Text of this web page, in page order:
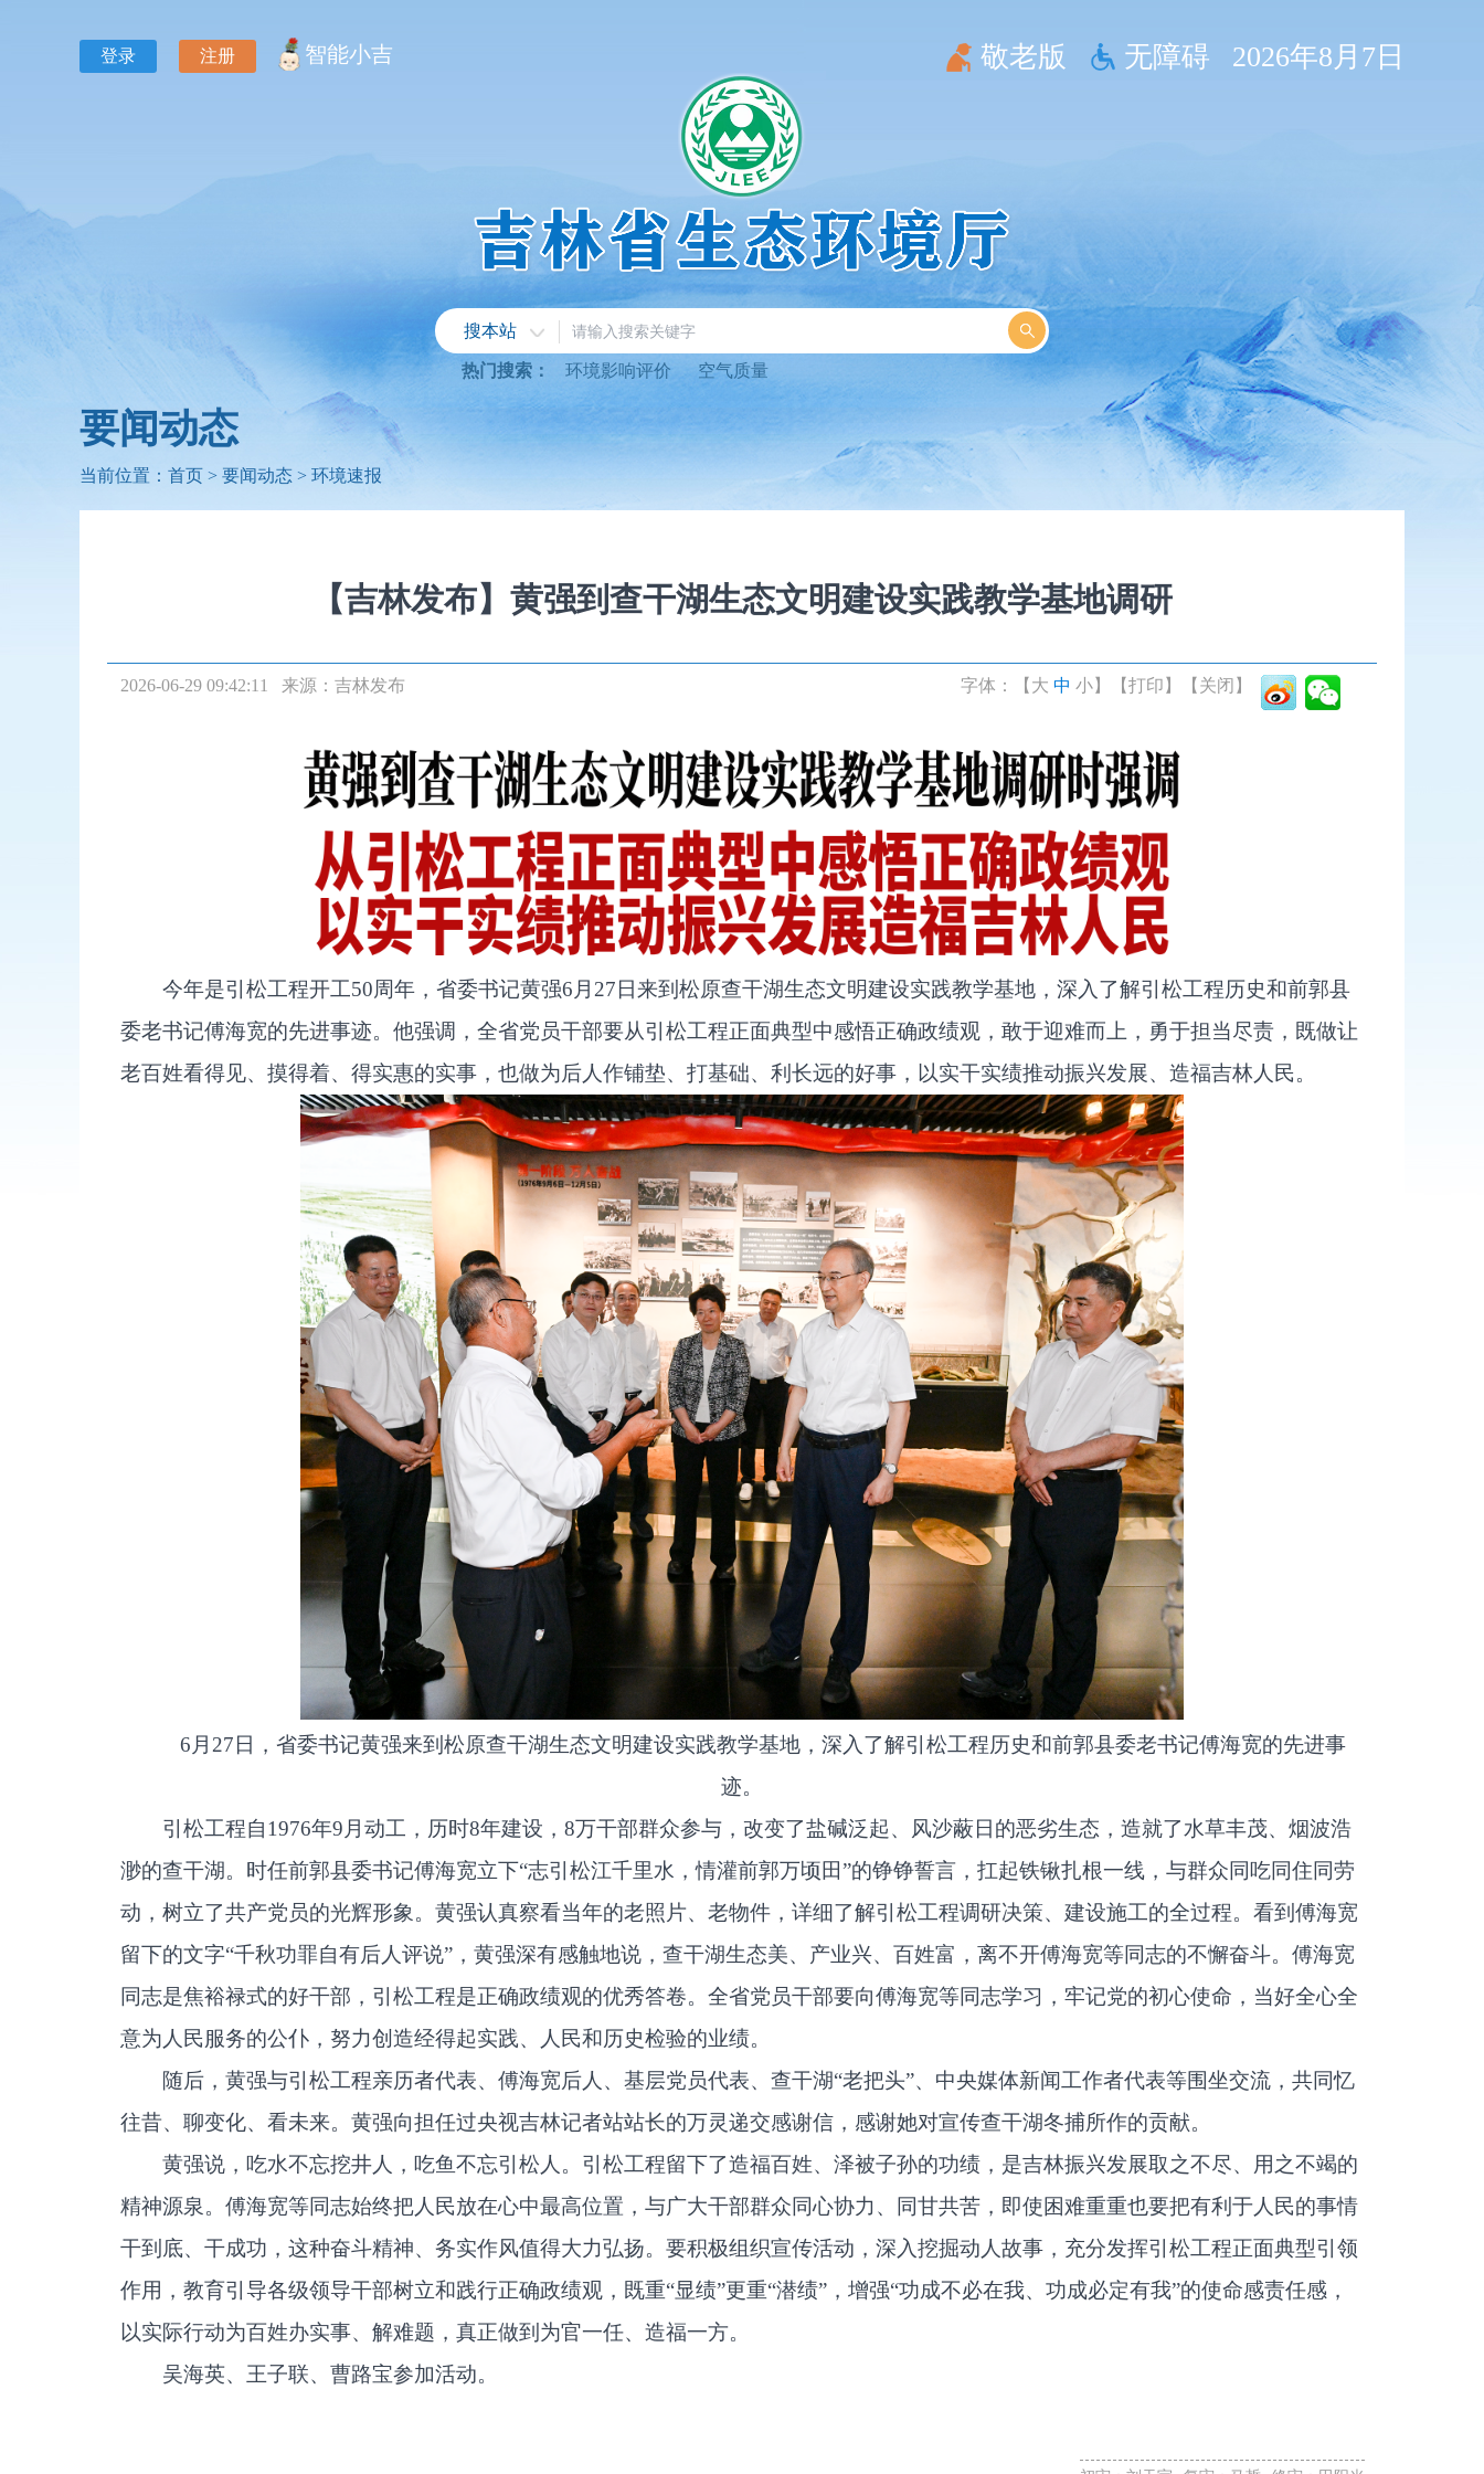
登录 注册 智能小吉 敬老版 无障碍 2026年8月7日
搜本站
热门搜索： 环境影响评价 空气质量
要闻动态
当前位置： 首页 > 要闻动态 > 环境速报
【吉林发布】黄强到查干湖生态文明建设实践教学基地调研
2026-06-29 09:42:11 来源： 吉林发布 字体：【 大 中 小】 【打印】 【关闭】
今年是引松工程开工50周年，省委书记黄强6月27日来到松原查干湖生态文明建设实践教学基地，深入了解引松工程历史和前郭县
委老书记傅海宽的先进事迹。他强调，全省党员干部要从引松工程正面典型中感悟正确政绩观，敢于迎难而上，勇于担当尽责，既做让
老百姓看得见、摸得着、得实惠的实事，也做为后人作铺垫、打基础、利长远的好事，以实干实绩推动振兴发展、造福吉林人民。
6月27日，省委书记黄强来到松原查干湖生态文明建设实践教学基地，深入了解引松工程历史和前郭县委老书记傅海宽的先进事
迹。
引松工程自1976年9月动工，历时8年建设，8万干部群众参与，改变了盐碱泛起、风沙蔽日的恶劣生态，造就了水草丰茂、烟波浩
渺的查干湖。时任前郭县委书记傅海宽立下“志引松江千里水，情灌前郭万顷田”的铮铮誓言，扛起铁锹扎根一线，与群众同吃同住同劳
动，树立了共产党员的光辉形象。黄强认真察看当年的老照片、老物件，详细了解引松工程调研决策、建设施工的全过程。看到傅海宽
留下的文字“千秋功罪自有后人评说”，黄强深有感触地说，查干湖生态美、产业兴、百姓富，离不开傅海宽等同志的不懈奋斗。傅海宽
同志是焦裕禄式的好干部，引松工程是正确政绩观的优秀答卷。全省党员干部要向傅海宽等同志学习，牢记党的初心使命，当好全心全
意为人民服务的公仆，努力创造经得起实践、人民和历史检验的业绩。
随后，黄强与引松工程亲历者代表、傅海宽后人、基层党员代表、查干湖“老把头”、中央媒体新闻工作者代表等围坐交流，共同忆
往昔、聊变化、看未来。黄强向担任过央视吉林记者站站长的万灵递交感谢信，感谢她对宣传查干湖冬捕所作的贡献。
黄强说，吃水不忘挖井人，吃鱼不忘引松人。引松工程留下了造福百姓、泽被子孙的功绩，是吉林振兴发展取之不尽、用之不竭的
精神源泉。傅海宽等同志始终把人民放在心中最高位置，与广大干部群众同心协力、同甘共苦，即使困难重重也要把有利于人民的事情
干到底、干成功，这种奋斗精神、务实作风值得大力弘扬。要积极组织宣传活动，深入挖掘动人故事，充分发挥引松工程正面典型引领
作用，教育引导各级领导干部树立和践行正确政绩观，既重“显绩”更重“潜绩”，增强“功成不必在我、功成必定有我”的使命感责任感，
以实际行动为百姓办实事、解难题，真正做到为官一任、造福一方。
吴海英、王子联、曹路宝参加活动。